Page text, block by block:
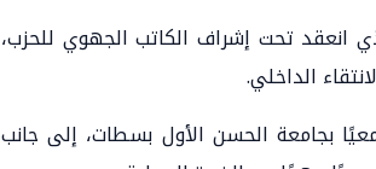
انعقد تحت إشراف الكاتب الجهوي للحزب،
الداخلي.
بجامعة الحسن الأول بسطات، إلى جانب